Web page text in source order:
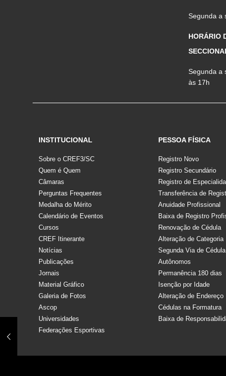
Segunda a
HORÁRIO
Segunda a
às 17h
INSTITUCIONAL
Sobre o CREF3/SC
Quem é Quem
Câmaras
Perguntas Frequentes
Medalha do Mérito
Calendário de Eventos
Cursos
CREF Itinerante
Notícias
Publicações
Jornais
Material Gráfico
Galeria de Fotos
Ascop
Universidades
Federações Esportivas
PESSOA FÍSICA
Registro Novo
Registro Secundário
Registro de
Transferência de
Anuidade Profissional
Baixa de Registro
Renovação de Cédula
Alteração de Categoria
Segunda Via de Cédula
Autônomos
Permanência 180 dias
Isenção por Idade
Alteração de Endereço
Cédulas na Formatura
Baixa de